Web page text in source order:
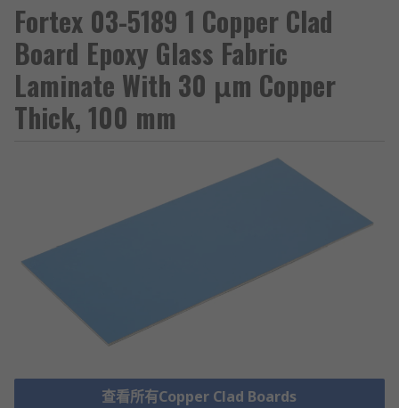
Fortex 03-5189 1 Copper Clad
Board Epoxy Glass Fabric
Laminate With 30 μm Copper
Thick, 100 mm
查看所有Copper Clad Boards